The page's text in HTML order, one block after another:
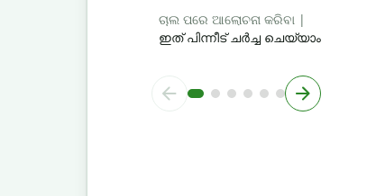
ଚାଲ ପରେ ଆଲୋଚନା କରିବା |
ഇത് പിന്നീട് ചർച്ച ചെയ്യാം